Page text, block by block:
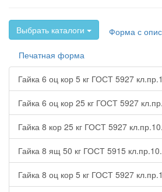
Выбрать каталоги
Форма с
Печатная форма
Гайка 6 оц кор 5 кг ГОСТ 5927
Гайка 6 оц кор 25 кг ГОСТ 5927
Гайка 8 кор 25 кг ГОСТ 5927
Гайка 8 ящ 50 кг ГОСТ 5915
Гайка 8 оц кор 5 кг ГОСТ 5927